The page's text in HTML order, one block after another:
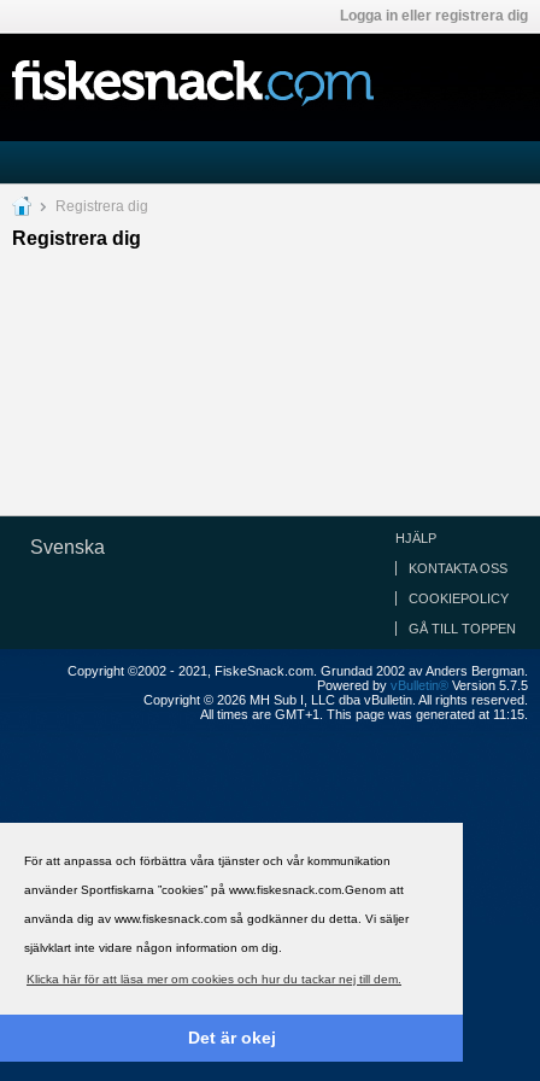
För att anpassa och förbättra våra tjänster och vår kommunikation
använder Sportfiskarna ”cookies” på www.fiskesnack.com.Genom att
använda dig av www.fiskesnack.com så godkänner du detta. Vi säljer
självklart inte vidare någon information om dig.
Klicka här för att läsa mer om cookies och hur du tackar nej till dem.
Det är okej
Logga in eller registrera dig
Registrera dig
Registrera dig
Svenska HJÄLP
KONTAKTA OSS
COOKIEPOLICY
GÅ TILL TOPPEN
Copyright ©2002 - 2021, FiskeSnack.com. Grundad 2002 av Anders Bergman.
Powered by vBulletin® Version 5.7.5
Copyright © 2026 MH Sub I, LLC dba vBulletin. All rights reserved.
All times are GMT+1. This page was generated at 11:15.